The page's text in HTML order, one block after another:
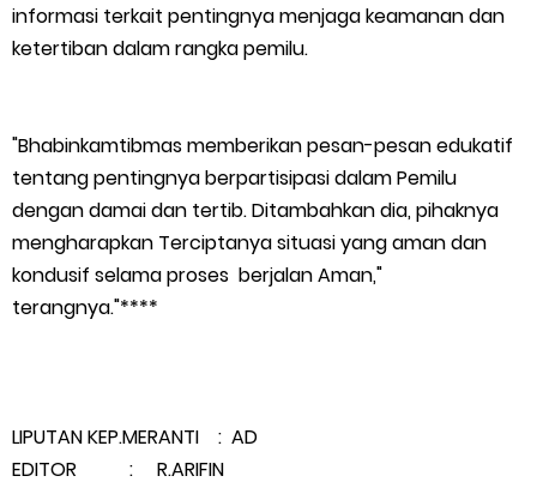
Generasi Emas Indonesia 2045
2026, Duta Putra Raih Juara Pertama
Bupati Asmar Buka Peluang Kolaborasi Meranti–Melaka di
Bidang Ekonomi, Pendidikan, dan Pariwisata
Bencana Terus Mengancam, Pembangunan Jalan Tol
Green Policing Goes to School, Ketua Bhayangkari Cabang
informasi terkait pentingnya menjaga keamanan dan
ketertiban dalam rangka pemilu.
"Bhabinkamtibmas memberikan pesan-pesan edukatif
tentang pentingnya berpartisipasi dalam Pemilu
dengan damai dan tertib. Ditambahkan dia, pihaknya
mengharapkan Terciptanya situasi yang aman dan
kondusif selama proses berjalan Aman,"
terangnya."****
LIPUTAN KEP.MERANTI : AD
EDITOR : R.ARIFIN